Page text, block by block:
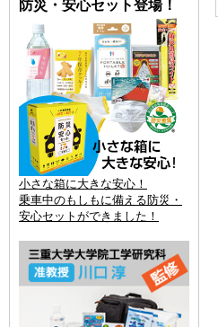
防災・安心セット登場！
小さな箱に大きな安心！
乗車中のもしもに備える防災・
安心セットができました！